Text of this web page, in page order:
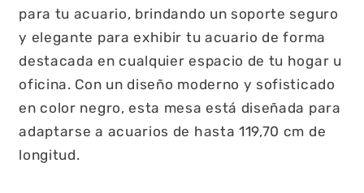
para tu acuario, brindando un soporte seguro
y elegante para exhibir tu acuario de forma
destacada en cualquier espacio de tu hogar u
oficina. Con un diseño moderno y sofisticado
en color negro, esta mesa está diseñada para
adaptarse a acuarios de hasta 119,70 cm de
longitud.